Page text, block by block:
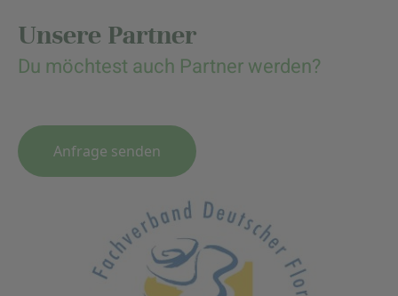
Unsere Partner
Du möchtest auch Partner werden?
Anfrage senden